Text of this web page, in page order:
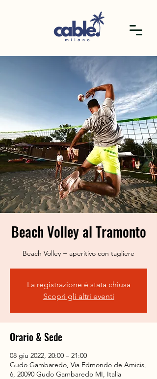
Beach Volley al Tramonto
Beach Volley + aperitivo con tagliere
La registrazione è stata chiusa
Scopri gli altri eventi
Orario & Sede
08 giu 2022, 20:00 – 21:00
Gudo Gambaredo, Via Edmondo de Amicis,
6, 20090 Gudo Gambaredo MI, Italia